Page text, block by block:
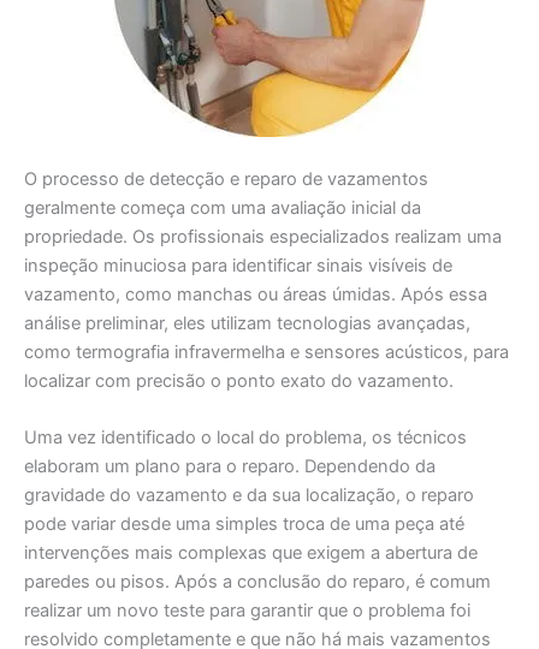
O processo de detecção e reparo de vazamentos
geralmente começa com uma avaliação inicial da
propriedade. Os profissionais especializados realizam uma
inspeção minuciosa para identificar sinais visíveis de
vazamento, como manchas ou áreas úmidas. Após essa
análise preliminar, eles utilizam tecnologias avançadas,
como termografia infravermelha e sensores acústicos, para
localizar com precisão o ponto exato do vazamento.
Uma vez identificado o local do problema, os técnicos
elaboram um plano para o reparo. Dependendo da
gravidade do vazamento e da sua localização, o reparo
pode variar desde uma simples troca de uma peça até
intervenções mais complexas que exigem a abertura de
paredes ou pisos. Após a conclusão do reparo, é comum
realizar um novo teste para garantir que o problema foi
resolvido completamente e que não há mais vazamentos